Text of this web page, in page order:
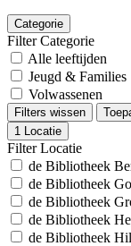
Categorie
Filter Categorie
Alle leeftijden
Jeugd & Families
Volwassenen
Filters wissen
1 Locatie
Filter Locatie
de Bibliotheek
de Bibliotheek
de Bibliotheek
de Bibliotheek
de Bibliotheek